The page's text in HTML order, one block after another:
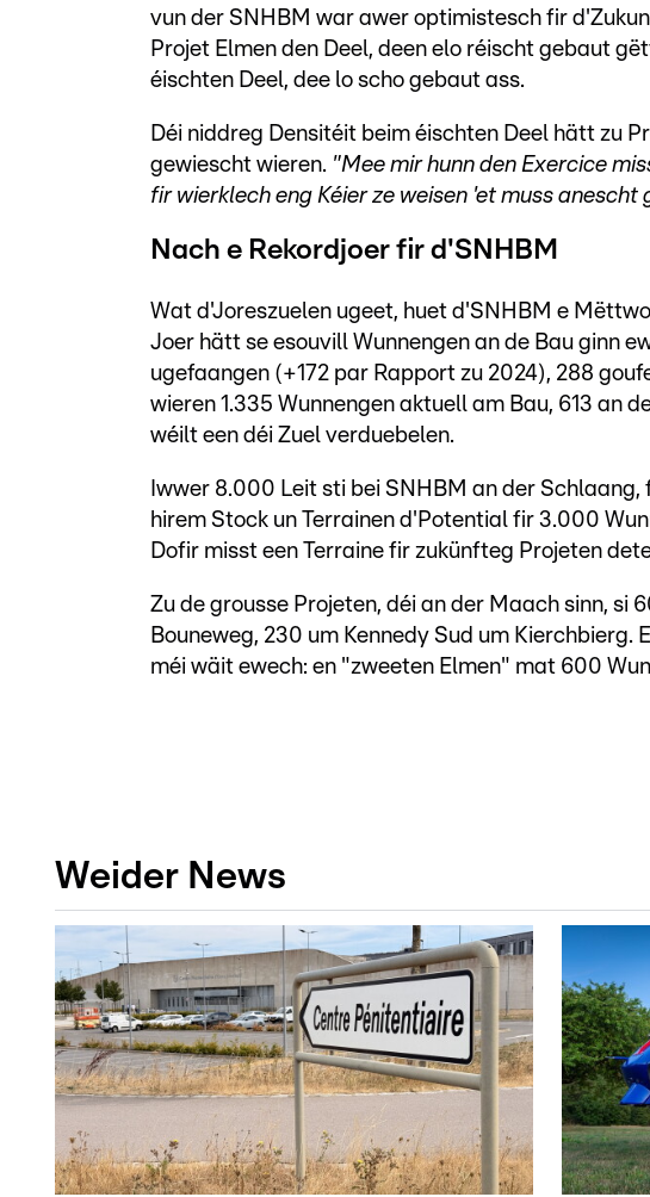
vun der SNHBM war awer optimistesch fir
Projet Elmen den Deel, deen elo réischt gebaut
éischten Deel, dee lo scho gebaut ass.
Déi niddreg Densitéit beim éischten Deel hätt zu
gewiescht wieren. "Mee mir hunn den Exercice
fir wierklech eng Kéier ze weisen 'et muss anescht
Nach e Rekordjoer fir d'SNHBM
Wat d'Joreszuelen ugeet, huet d'SNHBM e
Joer hätt se esouvill Wunnengen an de Bau ginn
ugefaangen (+172 par Rapport zu 2024), 288
wieren 1.335 Wunnengen aktuell am Bau, 613 an
wéilt een déi Zuel verduebelen.
Iwwer 8.000 Leit sti bei SNHBM an der
hirem Stock un Terrainen d'Potential fir 3.000
Dofir misst een Terraine fir zukünfteg Projeten
Zu de grousse Projeten, déi an der Maach sinn, si
Bouneweg, 230 um Kennedy Sud um
méi wäit ewech: en "zweeten Elmen" mat 600
Weider News